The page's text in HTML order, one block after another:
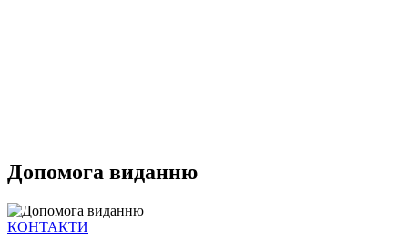
Допомога виданню
КОНТАКТИ